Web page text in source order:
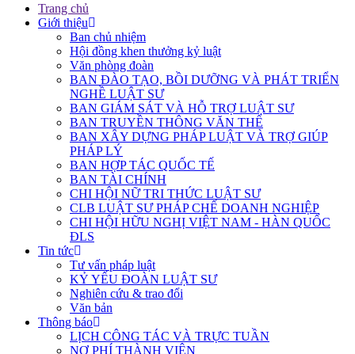
Trang chủ
Giới thiệu
Ban chủ nhiệm
Hội đồng khen thưởng kỷ luật
Văn phòng đoàn
BAN ĐÀO TẠO, BỒI DƯỠNG VÀ PHÁT TRIỂN
NGHỀ LUẬT SƯ
BAN GIÁM SÁT VÀ HỖ TRỢ LUẬT SƯ
BAN TRUYỀN THÔNG VĂN THỂ
BAN XÂY DỰNG PHÁP LUẬT VÀ TRỢ GIÚP
PHÁP LÝ
BAN HỢP TÁC QUỐC TẾ
BAN TÀI CHÍNH
CHI HỘI NỮ TRI THỨC LUẬT SƯ
CLB LUẬT SƯ PHÁP CHẾ DOANH NGHIỆP
CHI HỘI HỮU NGHỊ VIỆT NAM - HÀN QUỐC
ĐLS
Tin tức
Tư vấn pháp luật
KỶ YẾU ĐOÀN LUẬT SƯ
Nghiên cứu & trao đổi
Văn bản
Thông báo
LỊCH CÔNG TÁC VÀ TRỰC TUẦN
NỢ PHÍ THÀNH VIÊN